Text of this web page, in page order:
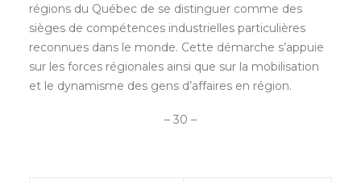
régions du Québec de se distinguer comme des
sièges de compétences industrielles particulières
reconnues dans le monde. Cette démarche s’appuie
sur les forces régionales ainsi que sur la mobilisation
et le dynamisme des gens d’affaires en région.
– 30 –